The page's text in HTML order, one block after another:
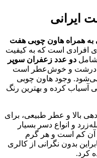
ایرانی
سوپر نگین ۲ گرمی به همراه هاون چوبی هفت
افرادی است که به کیفیت
دو عدد زعفران سوپر
درشت و خوش‌عطر است
وجود هاون چوبی
آسیاب کرده و بهترین رنگ
بالا و عطر طبیعی، برای
و انواع دسر بسیار
کم است و هر گرم
دارد، بنابراین بدون نگرانی از کالری
کرد.